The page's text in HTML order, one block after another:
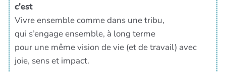
c'est
Vivre ensemble comme dans une tribu,
qui s’engage ensemble, à long terme
pour une même vision de vie (et de travail) avec
joie, sens et impact.